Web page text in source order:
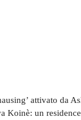
attivato da
Koinè: un